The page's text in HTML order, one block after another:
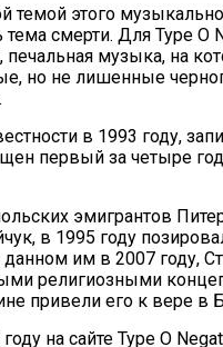
темой этого
смерти. Для Type O
печальная музыка, на
но не лишенные
в 1993 году,
первый за четыре
эмигрантов
в 1995 году
им в 2007 году,
религиозными
привели его к вере в
на сайте Type O